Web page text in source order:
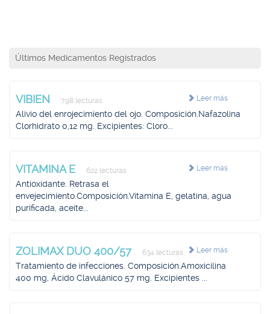
Últimos Medicamentos Registrados
Leer más
VIBIEN 798 lecturas
Alivio del enrojecimiento del ojo. Composición.Nafazolina
Clorhidrato 0,12 mg. Excipientes: Cloro...
Leer más
VITAMINA E 622 lecturas
Antioxidante. Retrasa el
envejecimiento.Composición.Vitamina E, gelatina, agua
purificada, aceite...
Leer más
ZOLIMAX DUO 400/57 634 lecturas
Tratamiento de infecciones. Composición.Amoxicilina
400 mg, Ácido Clavulánico 57 mg. Excipientes ...